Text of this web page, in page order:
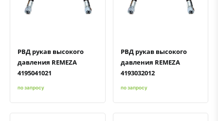
Добавить к сравнению
Добавить в избранное
РВД рукав высокого
давления REMEZA
4195041021
по запросу
Добавить к сравнению
Добавить в избранное
РВД рукав высокого
давления REMEZA
4193032012
по запросу